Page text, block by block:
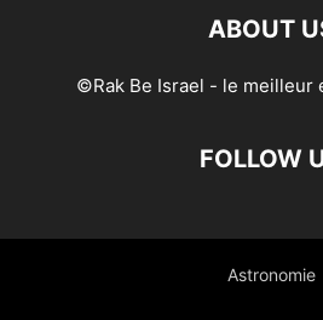
ABOUT
©Rak Be Israel - le meilleur
FOLLOW
Astronomie